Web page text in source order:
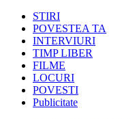
STIRI
POVESTEA TA
INTERVIURI
TIMP LIBER
FILME
LOCURI
POVESTI
Publicitate